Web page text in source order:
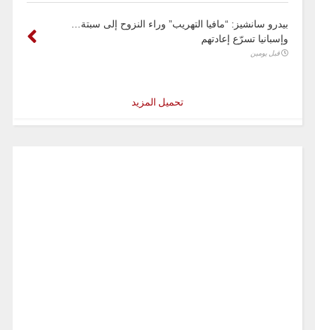
بيدرو سانشيز: “مافيا التهريب” وراء النزوح إلى سبتة…
وإسبانيا تسرّع إعادتهم
قبل يومين
تحميل المزيد